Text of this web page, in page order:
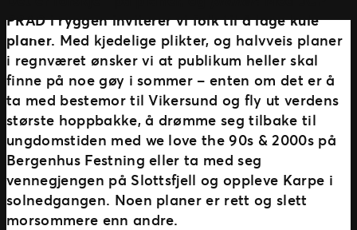
PRAD i ryggen inviterer vi folk til å lage kule
planer. Med kjedelige plikter, og halvveis planer
i regnværet ønsker vi at publikum heller skal
finne på noe gøy i sommer – enten om det er å
ta med bestemor til Vikersund og fly ut verdens
største hoppbakke, å drømme seg tilbake til
ungdomstiden med we love the 90s & 2000s på
Bergenhus Festning eller ta med seg
vennegjengen på Slottsfjell og oppleve Karpe i
solnedgangen. Noen planer er rett og slett
morsommere enn andre.